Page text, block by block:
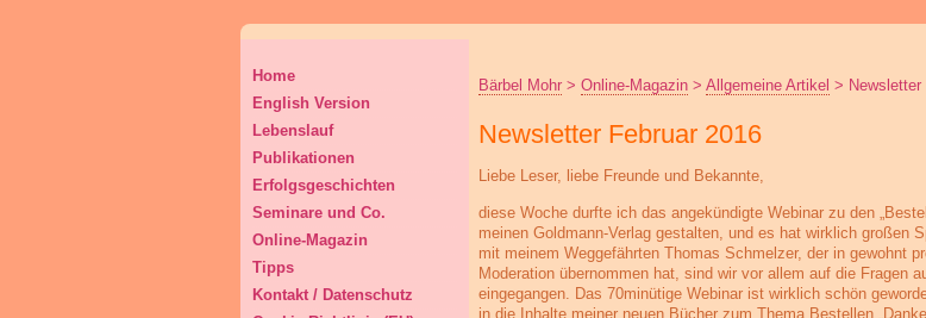
Home
English Version
Lebenslauf
Publikationen
Erfolgsgeschichten
Seminare und Co.
Online-Magazin
Tipps
Kontakt / Datenschutz
Bärbel Mohr > Online-Magazin > Allgemeine Artikel >
Newsletter Februar 2016
Liebe Leser, liebe Freunde und Bekannte,
diese Woche durfte ich das angekündigte Webinar zu den
meinen Goldmann-Verlag gestalten, und es hat wirklich großen
mit meinem Weggefährten Thomas Schmelzer, der in gewohnt
Moderation übernommen hat, sind wir vor allem auf die Fragen
eingegangen. Das 70minütige Webinar ist wirklich schön
in die Inhalte meiner neuen Bücher zum Thema Bestellen